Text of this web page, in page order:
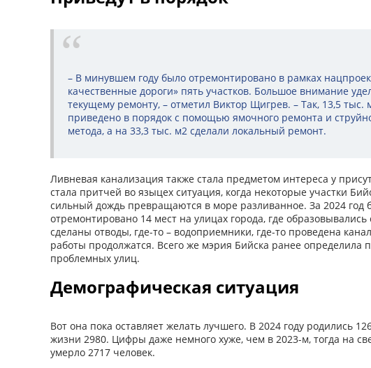
– В минувшем году было отремонтировано в рамках
качественные дороги» пять участков. Большое внимание
текущему ремонту, – отметил Виктор Щигрев. – Так, 13,5 тыс.
приведено в порядок с помощью ямочного ремонта и
метода, а на 33,3 тыс. м2 сделали локальный ремонт.
Ливневая канализация также стала предметом интереса у
стала притчей во языцех ситуация, когда некоторые участки
сильный дождь превращаются в море разливанное. За 2024 год
отремонтировано 14 мест на улицах города, где образовывались
сделаны отводы, где-то – водоприемники, где-то проведена
работы продолжатся. Всего же мэрия Бийска ранее определила
проблемных улиц.
Демографическая ситуация
Вот она пока оставляет желать лучшего. В 2024 году родились
жизни 2980. Цифры даже немного хуже, чем в 2023-м, тогда на
умерло 2717 человек.